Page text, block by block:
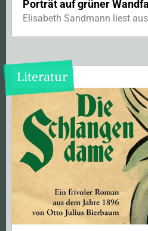
Porträt auf grüner
Elisabeth Sandmann liest
Literatur